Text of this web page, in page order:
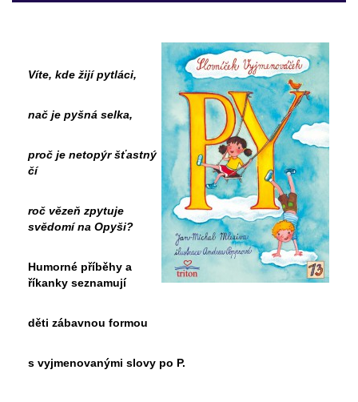
Víte, kde žijí pytláci,
nač je pyšná selka,
proč je netopýr šťastný
čí
roč vězeň zpytuje
svědomí na Opyši?
Humorné příběhy a
říkanky seznamují
děti zábavnou formou
s vyjmenovanými slovy po P.